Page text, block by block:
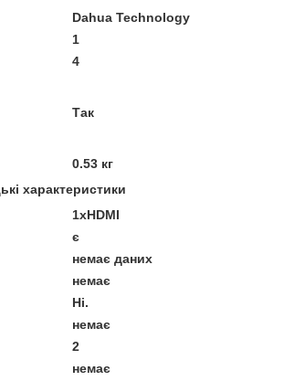
Dahua Technology
1
4
Так
0.53 кг
характеристики
1xHDMI
є
немає даних
немає
Ні.
немає
2
немає